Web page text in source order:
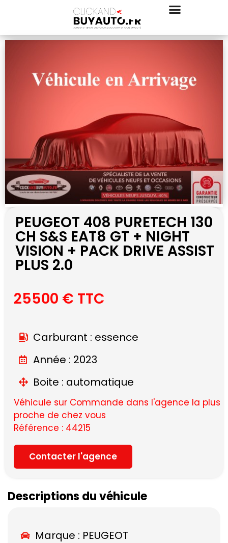
PEUGEOT 408 PURETECH 130
CH S&S EAT8 GT + NIGHT
VISION + PACK DRIVE ASSIST
PLUS 2.0
25500 € TTC
Carburant : essence
Année : 2023
Boite : automatique
Véhicule sur Commande dans l'agence la plus
proche de chez vous
Référence : 44215
Contacter l'agence
Descriptions du véhicule
Marque : PEUGEOT